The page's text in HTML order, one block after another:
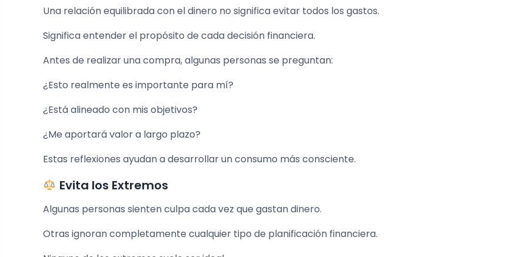
Una relación equilibrada con el dinero no significa evitar todos los gastos.
Significa entender el propósito de cada decisión financiera.
Antes de realizar una compra, algunas personas se preguntan:
¿Esto realmente es importante para mí?
¿Está alineado con mis objetivos?
¿Me aportará valor a largo plazo?
Estas reflexiones ayudan a desarrollar un consumo más consciente.
Evita los Extremos
Algunas personas sienten culpa cada vez que gastan dinero.
Otras ignoran completamente cualquier tipo de planificación financiera.